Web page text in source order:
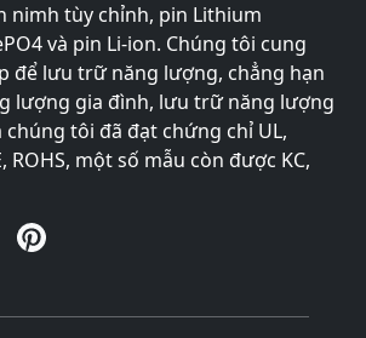
nimh tùy chỉnh, pin Lithium
và pin Li-ion. Chúng tôi cung
để lưu trữ năng lượng, chẳng hạn
lượng gia đình, lưu trữ năng lượng
chúng tôi đã đạt chứng chỉ UL,
ROHS, một số mẫu còn được KC,